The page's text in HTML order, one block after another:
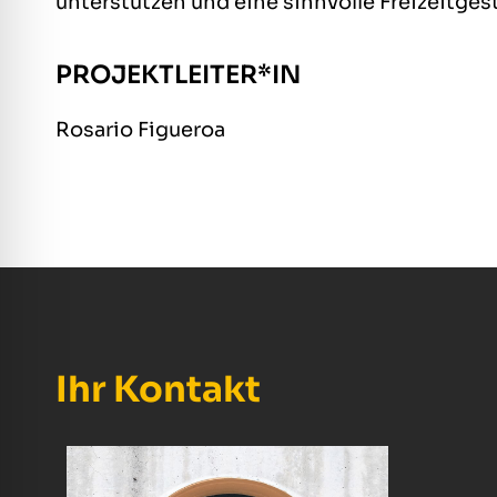
PROJEKTLEITER*IN
Rosario Figueroa
Ihr Kontakt